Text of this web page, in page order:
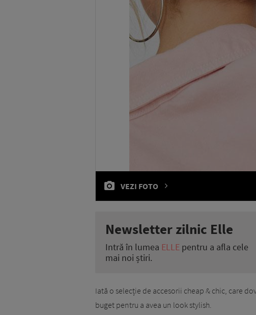
VEZI FOTO
Newsletter zilnic Elle
Intră în lumea ELLE pentru a afla cele
mai noi știri.
Iată o selecție de accesorii cheap & chic, care
buget pentru a avea un look stylish.